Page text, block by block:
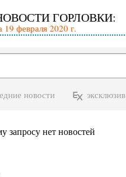
ГОРЛОВКИ:
19 февраля 2020 г.
новости эксклюзив
запросу нет новостей